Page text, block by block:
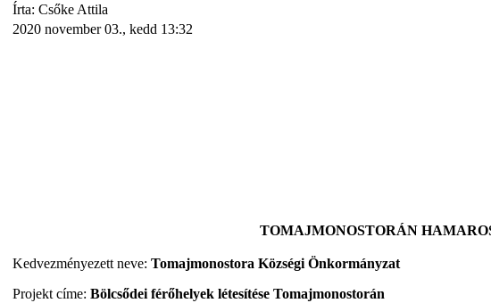
Írta: Csőke Attila
2020 november 03., kedd 13:32
TOMAJMONOSTORÁN
Kedvezményezett neve: Tomajmonostora Községi Önkormányzat
Projekt címe: Bölcsődei férőhelyek létesítése Tomajmonostorán